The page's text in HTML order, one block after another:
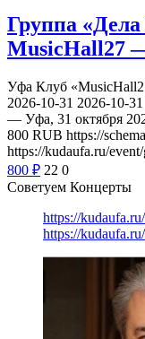
Группа
MusicHall27
Уфа Клуб
2026-10-31 2026-10-31
— Уфа, 31 октября
800 RUB https://
https://kudaufa.ru/
800 ₽ 22 0
Советуем Концерты
https://
https://